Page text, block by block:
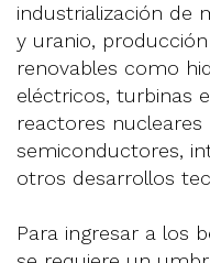
industrialización de
y uranio,
renovables como
eléctricos, turbinas
reactores
semiconductores,
otros desarrollos
Para ingresar a los